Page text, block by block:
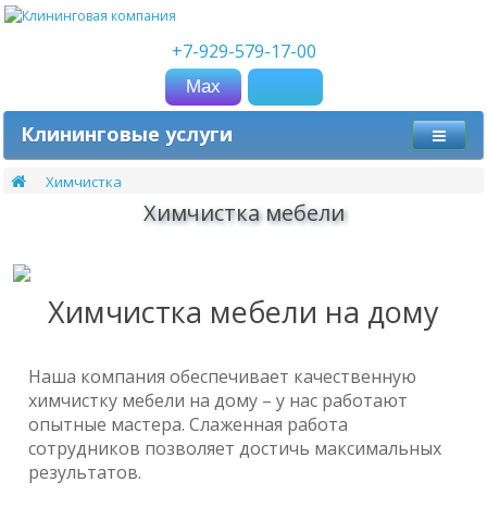
+7-929-579-17-00
Мах
Клининговые услуги
Химчистка
Химчистка мебели
Химчистка мебели на дому
Наша компания обеспечивает качественную
химчистку мебели на дому – у нас работают
опытные мастера. Слаженная работа
сотрудников позволяет достичь максимальных
результатов.